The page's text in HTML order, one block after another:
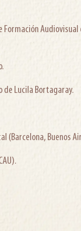
Audiovisual
de Lucila Bortagaray.
(Barcelona, Buenos